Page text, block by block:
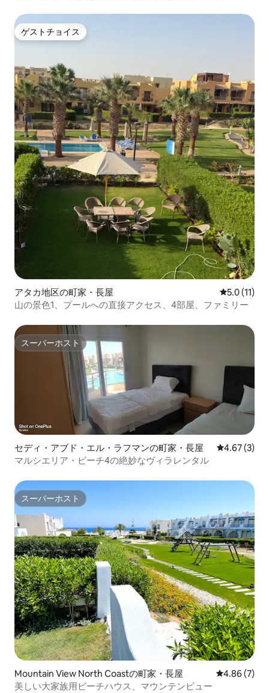
ゲストチョイス
ゲストチョイス
アタカ地区の町家・長屋 レビュー11
5.0 (11)
山の景色1、プールへの直接アクセス、4部屋、ファミリー
スーパーホスト
スーパーホスト
セディ・アブド・エル・ラフマンの町家・長屋 レビュー3
4.67 (3)
マルシエリア・ビーチ4の絶妙なヴィラレンタル
スーパーホスト
スーパーホスト
Mountain View North Coastの町家・長屋 レビュー7
4.86 (7)
美しい大家族用ビーチハウス、マウンテンビュー